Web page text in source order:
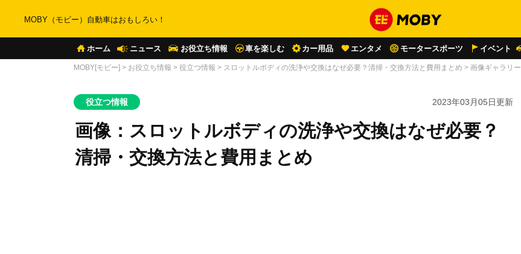
MOBY（モビー）自動車はおもしろい！
ホーム ニュース お役立ち情報 車を楽しむ カー用品 エンタメ モータースポーツ イベント
MOBY[モビー] > お役立ち情報 > 役立つ情報 > スロットルボディの洗浄や交換はなぜ必要？清掃・交換方法と費用まとめ > 画像ギャラリー
役立つ情報 2023年03月05日更新
画像：スロットルボディの洗浄や交換はなぜ必要？
清掃・交換方法と費用まとめ